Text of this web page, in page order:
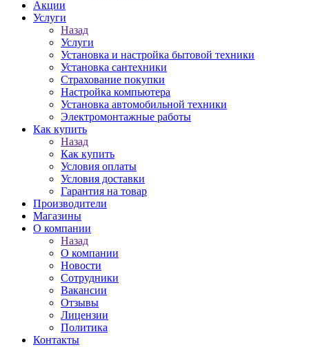
Акции
Услуги
Назад
Услуги
Установка и настройка бытовой техники
Установка сантехники
Страхование покупки
Настройка компьютера
Установка автомобильной техники
Электромонтажные работы
Как купить
Назад
Как купить
Условия оплаты
Условия доставки
Гарантия на товар
Производители
Магазины
О компании
Назад
О компании
Новости
Сотрудники
Вакансии
Отзывы
Лицензии
Политика
Контакты